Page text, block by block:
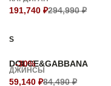
191,740 ₽294,990 ₽
S
-30%
DOLCE&GABBANA
ДЖИНСЫ
59,140 ₽84,490 ₽